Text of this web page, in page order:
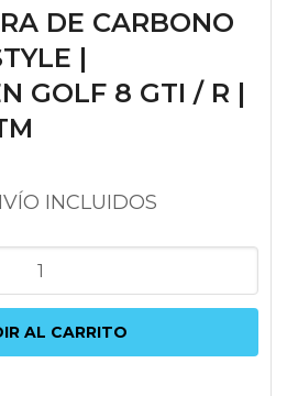
DE CARBONO
|
GOLF 8 GTI / R |
INCLUIDOS
AL CARRITO